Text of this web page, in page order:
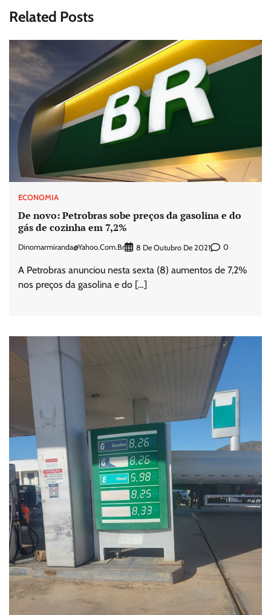
Related Posts
ECONOMIA
De novo: Petrobras sobe preços da gasolina e do
gás de cozinha em 7,2%
Dinomarmiranda@yahoo.com.br 8 De Outubro De 2021 0
A Petrobras anunciou nesta sexta (8) aumentos de 7,2%
nos preços da gasolina e do […]